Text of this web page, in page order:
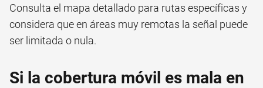
Consulta el mapa detallado para rutas específicas y
considera que en áreas muy remotas la señal puede
ser limitada o nula.
Si la cobertura móvil es mala en